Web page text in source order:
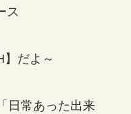
だよ～
日常あった出来